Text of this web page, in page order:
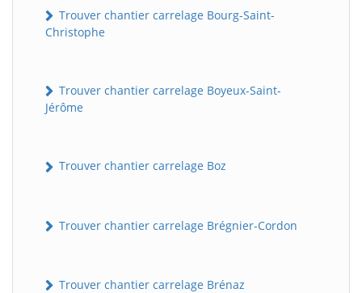
Trouver chantier carrelage Bourg-Saint-
Christophe
Trouver chantier carrelage Boyeux-Saint-
Jérôme
Trouver chantier carrelage Boz
Trouver chantier carrelage Brégnier-Cordon
Trouver chantier carrelage Brénaz